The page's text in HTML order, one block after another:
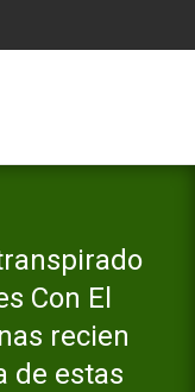
Con El
recien
de estas